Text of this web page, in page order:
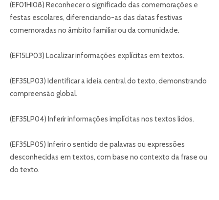
(EF01HI08) Reconhecer o significado das comemorações e
festas escolares, diferenciando-as das datas festivas
comemoradas no âmbito familiar ou da comunidade.
(EF15LP03) Localizar informações explícitas em textos.
(EF35LP03) Identificar a ideia central do texto, demonstrando
compreensão global.
(EF35LP04) Inferir informações implícitas nos textos lidos.
(EF35LP05) Inferir o sentido de palavras ou expressões
desconhecidas em textos, com base no contexto da frase ou
do texto.